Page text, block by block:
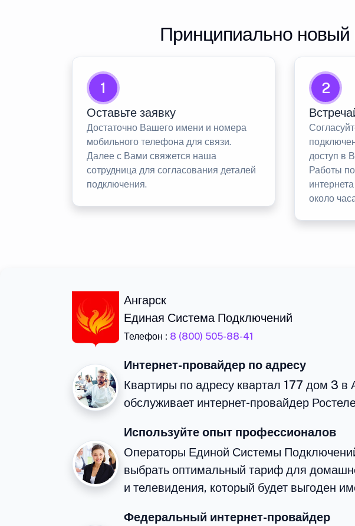
Принципиально новый
1
Оставьте заявку
Достаточно Вашего имени и номера
мобильного телефона для связи.
Далее с Вами свяжется наша
сотрудница для согласования деталей
подключения.
2
доступ в
Работы
около
Ангарск
Единая Система Подключений
Телефон : 8 (800) 505-88-41
Интернет-провайдер по адресу
Квартиры по адресу квартал 177 дом 3 в
обслуживает интернет-провайдер
Используйте опыт профессионалов
Операторы Единой Системы
выбрать оптимальный тариф для
и телевидения, который будет выгоден
Федеральный интернет-провайдер